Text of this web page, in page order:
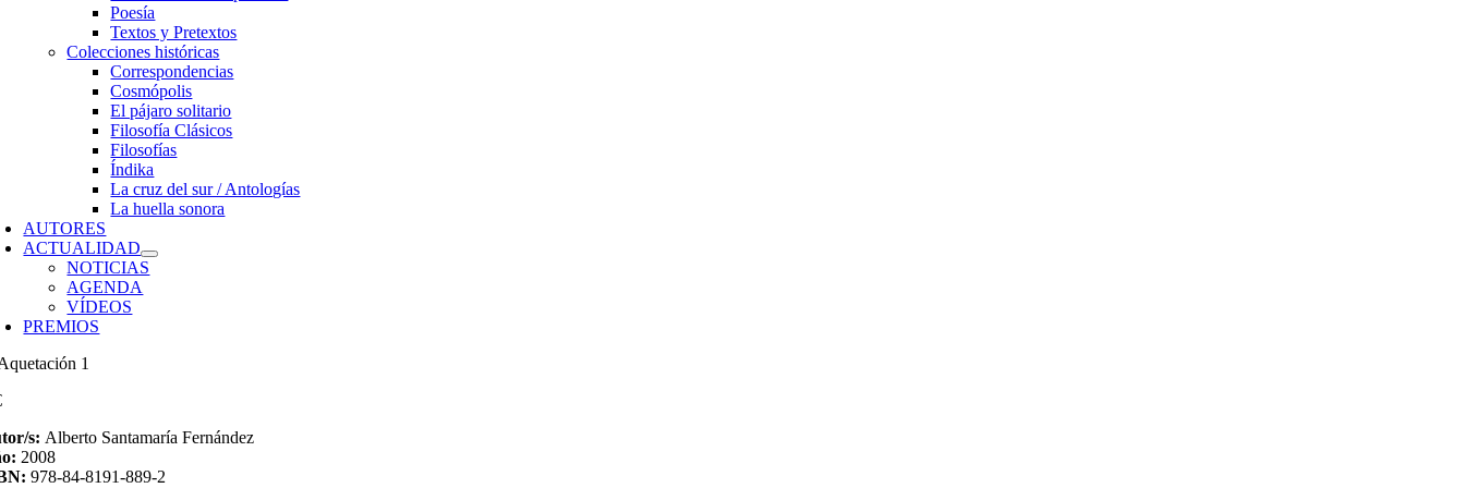
Poesía
Textos y Pretextos
Colecciones históricas
Correspondencias
Cosmópolis
El pájaro solitario
Filosofía Clásicos
Filosofías
Índika
La cruz del sur / Antologías
La huella sonora
AUTORES
ACTUALIDAD
NOTICIAS
AGENDA
VÍDEOS
PREMIOS
s: Alberto Santamaría Fernández
2008
978-84-8191-889-2